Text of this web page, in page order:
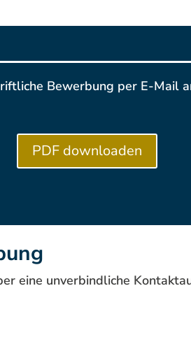
Bewerbung per E-Mail
PDF downloaden
eine unverbindliche